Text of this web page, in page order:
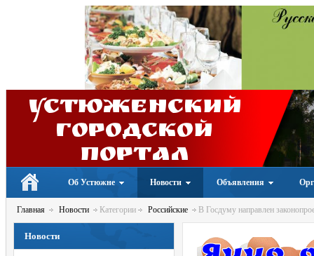
Устюженский
Городской
портал
Об Устюжне Новости Объявления
Главная Новости Категории Российские В Госдуму направлен
Новости